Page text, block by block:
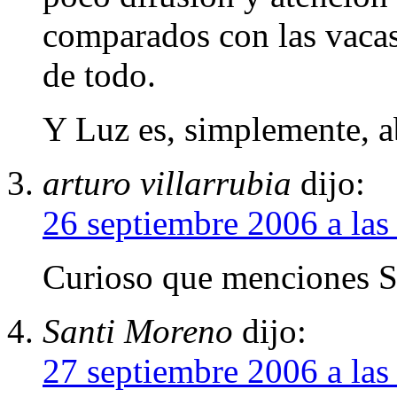
comparados con las
de todo.
Y Luz es, simplemente,
arturo villarrubia dijo:
26 septiembre 2006 a
Curioso que menciones
Santi Moreno dijo:
27 septiembre 2006 a